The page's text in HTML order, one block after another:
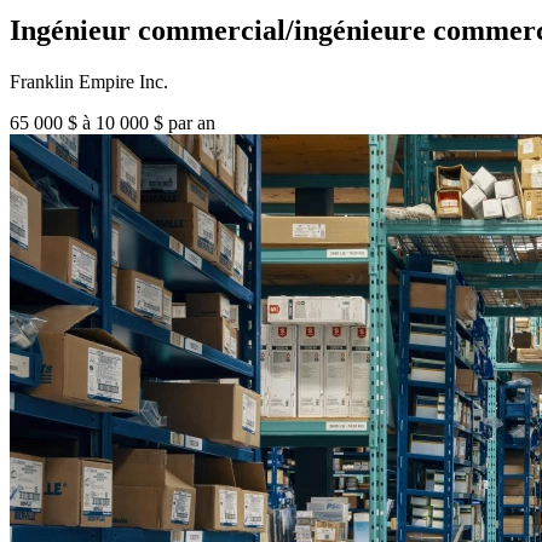
Ingénieur commercial/ingénieure
Franklin Empire Inc.
65 000 $ à 10 000 $ par an